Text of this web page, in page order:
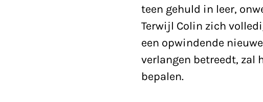
teen gehuld in leer,
Terwijl Colin zich
een opwindende
verlangen betreedt, zal
bepalen.